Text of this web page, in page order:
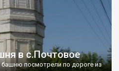
в с.Почтовое
посмотрели по дороге из